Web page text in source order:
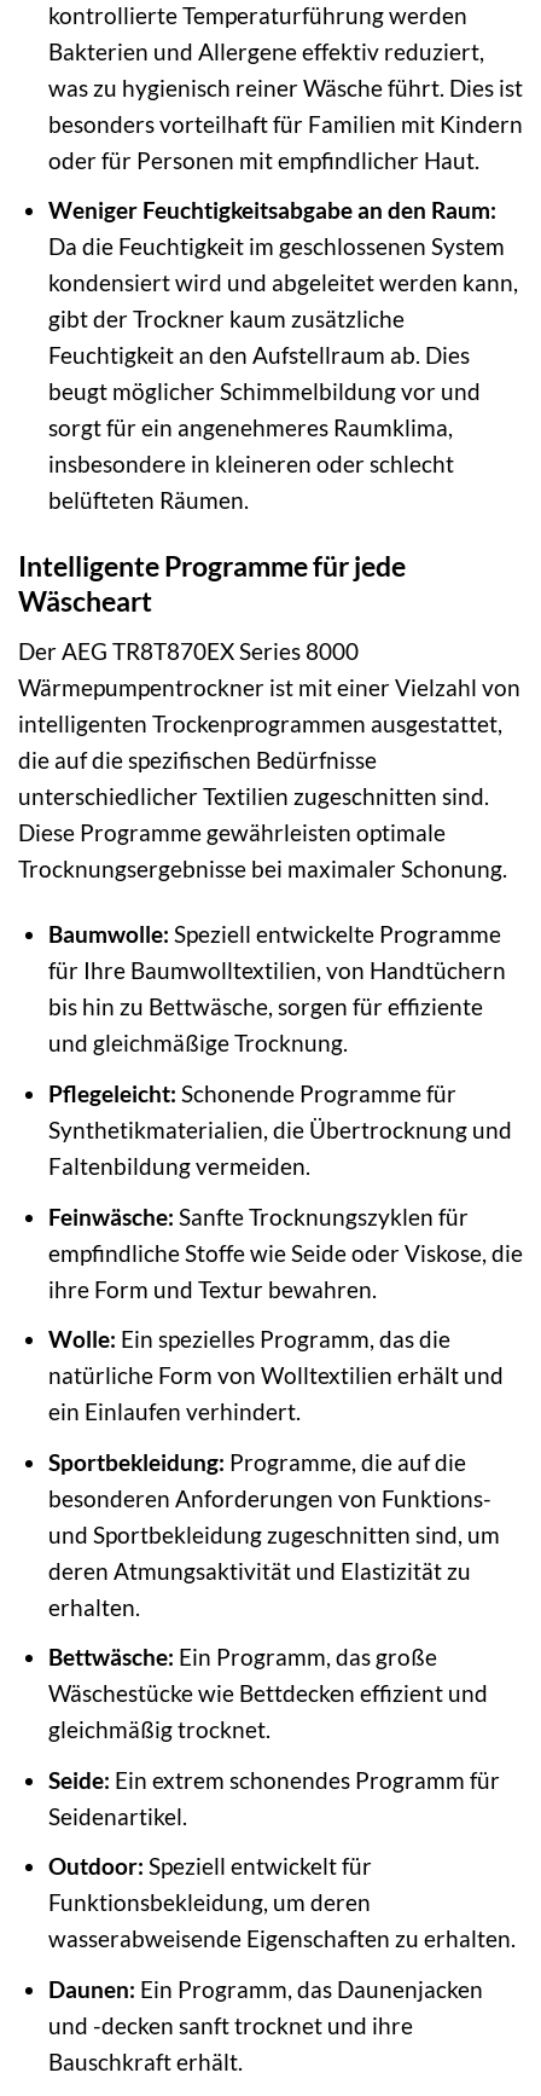
kontrollierte Temperaturführung werden
Bakterien und Allergene effektiv reduziert,
was zu hygienisch reiner Wäsche führt. Dies ist
besonders vorteilhaft für Familien mit Kindern
oder für Personen mit empfindlicher Haut.
Weniger Feuchtigkeitsabgabe an den Raum:
Da die Feuchtigkeit im geschlossenen System
kondensiert wird und abgeleitet werden kann,
gibt der Trockner kaum zusätzliche
Feuchtigkeit an den Aufstellraum ab. Dies
beugt möglicher Schimmelbildung vor und
sorgt für ein angenehmeres Raumklima,
insbesondere in kleineren oder schlecht
belüfteten Räumen.
Intelligente Programme für jede
Wäscheart
Der AEG TR8T870EX Series 8000
Wärmepumpentrockner ist mit einer Vielzahl von
intelligenten Trockenprogrammen ausgestattet,
die auf die spezifischen Bedürfnisse
unterschiedlicher Textilien zugeschnitten sind.
Diese Programme gewährleisten optimale
Trocknungsergebnisse bei maximaler Schonung.
Baumwolle: Speziell entwickelte Programme
für Ihre Baumwolltextilien, von Handtüchern
bis hin zu Bettwäsche, sorgen für effiziente
und gleichmäßige Trocknung.
Pflegeleicht: Schonende Programme für
Synthetikmaterialien, die Übertrocknung und
Faltenbildung vermeiden.
Feinwäsche: Sanfte Trocknungszyklen für
empfindliche Stoffe wie Seide oder Viskose, die
ihre Form und Textur bewahren.
Wolle: Ein spezielles Programm, das die
natürliche Form von Wolltextilien erhält und
ein Einlaufen verhindert.
Sportbekleidung: Programme, die auf die
besonderen Anforderungen von Funktions-
und Sportbekleidung zugeschnitten sind, um
deren Atmungsaktivität und Elastizität zu
erhalten.
Bettwäsche: Ein Programm, das große
Wäschestücke wie Bettdecken effizient und
gleichmäßig trocknet.
Seide: Ein extrem schonendes Programm für
Seidenartikel.
Outdoor: Speziell entwickelt für
Funktionsbekleidung, um deren
wasserabweisende Eigenschaften zu erhalten.
Daunen: Ein Programm, das Daunenjacken
und -decken sanft trocknet und ihre
Bauschkraft erhält.